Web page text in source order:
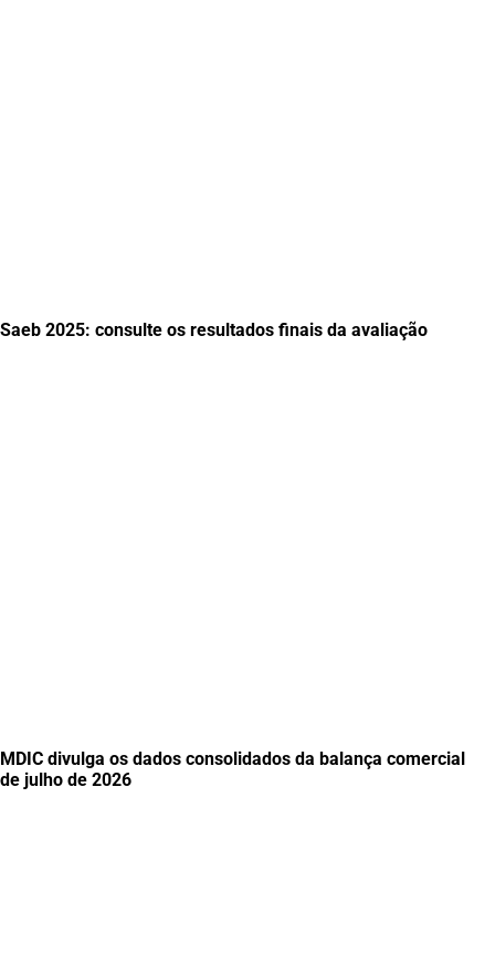
Saeb 2025: consulte os resultados finais da avaliação
MDIC divulga os dados consolidados da balança comercial
de julho de 2026